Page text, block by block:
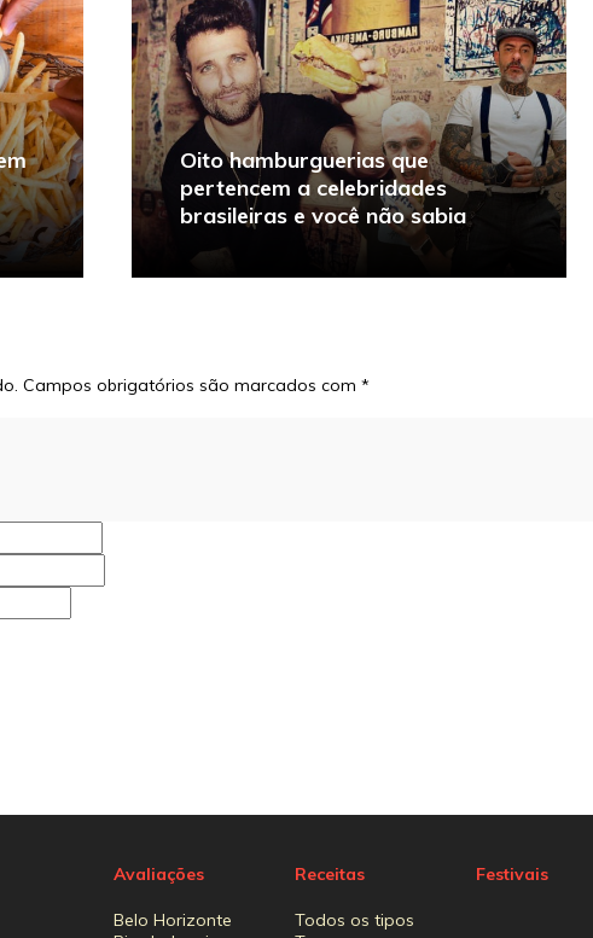
Oito hamburguerias que
pertencem a celebridades
brasileiras e você não sabia
Campos obrigatórios são marcados com *
Avaliações
Belo Horizonte
Receitas
Todos os tipos
Festivais